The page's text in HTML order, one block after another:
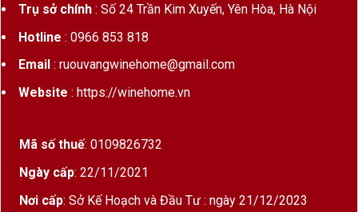
Trụ sở chính: Số 24 Trần Kim Xuyến, Yên Hòa, Hà Nội
Hotline : 0966 853 818
Email : ruouvangwinehome@gmail.com
Website : https://winehome.vn
Mã số thuế: 0109826732
Ngày cấp: 22/11/2021
Nơi cấp: Sở Kế Hoạch và Đầu Tư : ngày 21/12/2023